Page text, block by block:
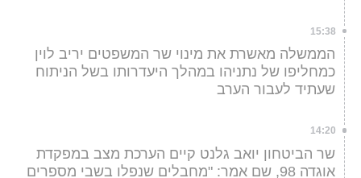
15:38
הממשלה מאשרת את מינוי שר המשפטים יריב לוין
כמחליפו של נתניהו במהלך היעדרותו בשל הניתוח
שעתיד לעבור הערב
14:20
שר הביטחון יואב גלנט קיים הערכת מצב במפקדת
אוגדה 98, שם אמר: "מחבלים שנפלו בשבי מספרים